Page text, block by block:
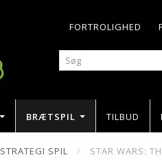
FORTROLIGHED
BRÆTSPIL TILBUD
STRATEGI SPIL STAR WARS: